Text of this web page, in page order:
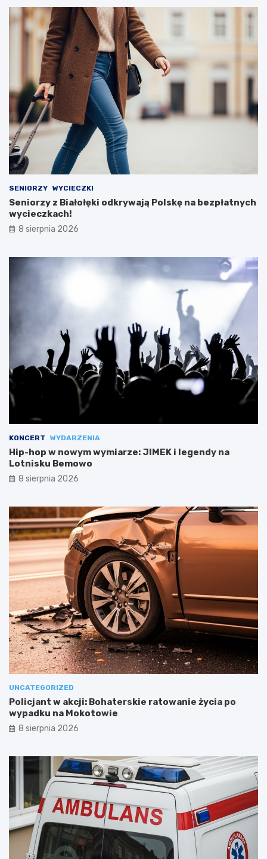
SENIORZY WYCIECZKI
Seniorzy z Białołęki odkrywają Polskę na bezpłatnych
wycieczkach!
8 sierpnia 2026
KONCERT WYDARZENIA
Hip-hop w nowym wymiarze: JIMEK i legendy na
Lotnisku Bemowo
8 sierpnia 2026
UNCATEGORIZED
Policjant w akcji: Bohaterskie ratowanie życia po
wypadku na Mokotowie
8 sierpnia 2026